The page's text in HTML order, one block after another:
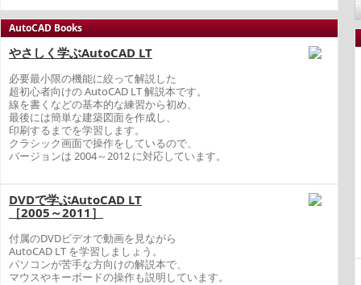
AutoCAD Books
やさしく学ぶAutoCAD LT
必要最小限の機能に絞って解説した
超初心者向けの AutoCAD LT 解説本です。
線を書くなどの基本的な練習から初め、
最後には簡単な建築図面を作成し、
印刷するまでを学習します。
クラシック画面で操作をしているので、
バージョンは 2004～2012 に対応しています。
DVDで学ぶAutoCAD LT
［2005～2011］
付属のDVDビデオで動画を見ながら
AutoCAD LT を学習しましょう。
パソコンが苦手な方向けの解説本で、
マウスやキーボードの操作も説明しています。